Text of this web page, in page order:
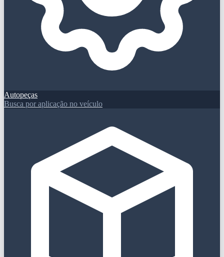
Autopeças
Busca por aplicação no veículo